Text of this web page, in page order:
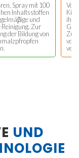
Spray mit 100
Inhaltsstoffen
und
Zur
der Bildung von
Von
Zur
von
UND